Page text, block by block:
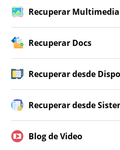
Recuperar Multimedia
Recuperar Docs
Recuperar desde
Recuperar desde
Blog de Video